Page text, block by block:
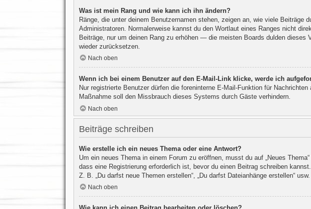
Was ist mein Rang und wie kann ich ihn ändern?
Ränge, die unter deinem Benutzernamen stehen, zeigen an, wie viele
Administratoren. Normalerweise kannst du den Wortlaut eines Ranges nicht
Beiträge, nur um deinen Rang zu erhöhen — die meisten Boards dulden dieses
wieder zurücksetzen.
Nach oben
Wenn ich bei einem Benutzer auf den E-Mail-Link klicke, werde ich
Nur registrierte Benutzer dürfen die foreninterne E-Mail-Funktion für
Maßnahme soll den Missbrauch dieses Systems durch Gäste verhindern.
Nach oben
Beiträge schreiben
Wie erstelle ich ein neues Thema oder eine Antwort?
Um ein neues Thema in einem Forum zu eröffnen, musst du auf „Neues
dass eine Registrierung erforderlich ist, bevor du einen Beitrag schreiben
Z. B. „Du darfst neue Themen erstellen“, „Du darfst Dateianhänge erstellen“ usw.
Nach oben